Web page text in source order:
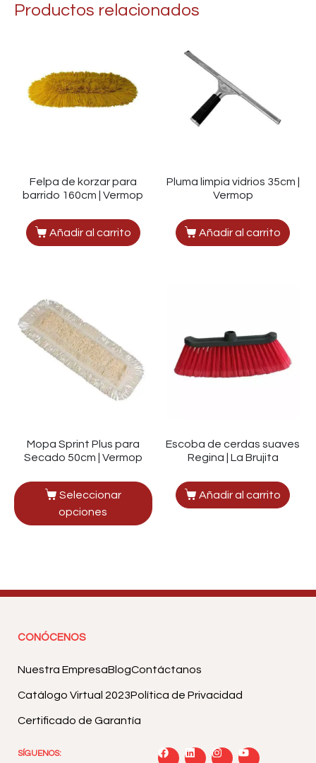
Productos relacionados
Felpa de korzar para
barrido 160cm | Vermop
Añadir al carrito
Pluma limpia vidrios 35cm |
Vermop
Añadir al carrito
Mopa Sprint Plus para
Secado 50cm | Vermop
Seleccionar
opciones
Escoba de cerdas suaves
Regina | La Brujita
Añadir al carrito
CONÓCENOS
Nuestra EmpresaBlogContáctanos
Catálogo Virtual 2023Política de Privacidad
Certificado de Garantía
SÍGUENOS: